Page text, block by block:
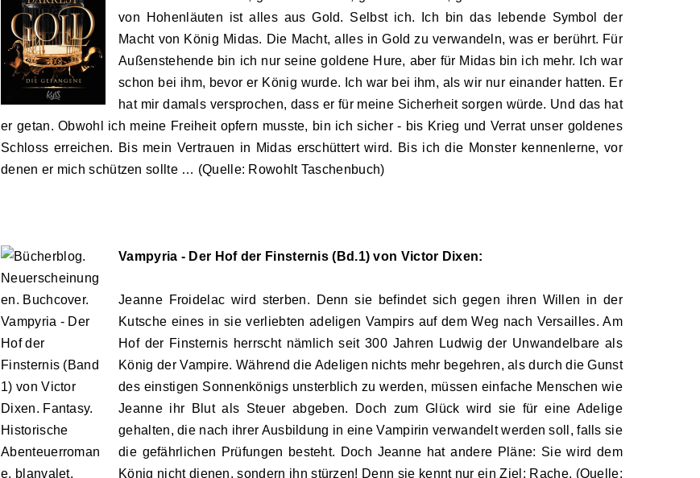
von Hohenläuten ist alles aus Gold. Selbst ich. Ich bin das lebende Symbol der
Macht von König Midas. Die Macht, alles in Gold zu verwandeln, was er berührt. Für
Außenstehende bin ich nur seine goldene Hure, aber für Midas bin ich mehr. Ich war
schon bei ihm, bevor er König wurde. Ich war bei ihm, als wir nur einander hatten. Er
hat mir damals versprochen, dass er für meine Sicherheit sorgen würde. Und das hat
er getan. Obwohl ich meine Freiheit opfern musste, bin ich sicher - bis Krieg und Verrat unser goldenes
Schloss erreichen. Bis mein Vertrauen in Midas erschüttert wird. Bis ich die Monster kennenlerne, vor
denen er mich schützen sollte … (Quelle: Rowohlt Taschenbuch)
Vampyria - Der Hof der Finsternis (Bd.1) von Victor Dixen:
Jeanne Froidelac wird sterben. Denn sie befindet sich gegen ihren Willen in der
Kutsche eines in sie verliebten adeligen Vampirs auf dem Weg nach Versailles. Am
Hof der Finsternis herrscht nämlich seit 300 Jahren Ludwig der Unwandelbare als
König der Vampire. Während die Adeligen nichts mehr begehren, als durch die Gunst
des einstigen Sonnenkönigs unsterblich zu werden, müssen einfache Menschen wie
Jeanne ihr Blut als Steuer abgeben. Doch zum Glück wird sie für eine Adelige
gehalten, die nach ihrer Ausbildung in eine Vampirin verwandelt werden soll, falls sie
die gefährlichen Prüfungen besteht. Doch Jeanne hat andere Pläne: Sie wird dem
König nicht dienen, sondern ihn stürzen! Denn sie kennt nur ein Ziel: Rache. (Quelle: